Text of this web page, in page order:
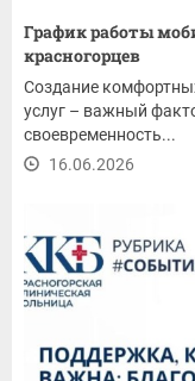
График работы
красногорцев
Создание
услуг – важный
своевременность...
16.06.2026